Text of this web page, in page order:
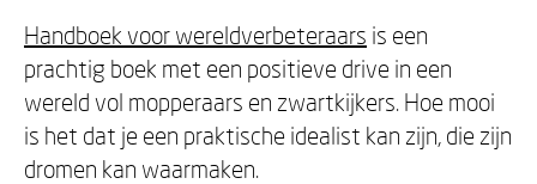
Handboek voor wereldverbeteraars is een
prachtig boek met een positieve drive in een
wereld vol mopperaars en zwartkijkers. Hoe mooi
is het dat je een praktische idealist kan zijn, die zijn
dromen kan waarmaken.